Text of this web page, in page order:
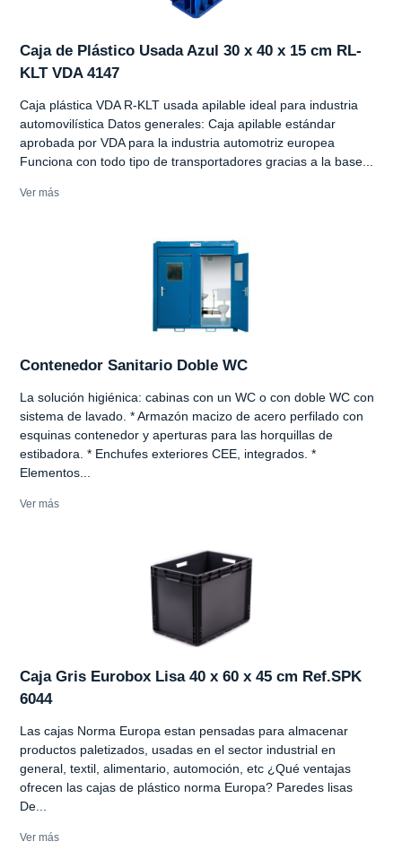
Caja de Plástico Usada Azul 30 x 40 x 15 cm RL-
KLT VDA 4147
Caja plástica VDA R-KLT usada apilable ideal para industria
automovilística Datos generales: Caja apilable estándar
aprobada por VDA para la industria automotriz europea
Funciona con todo tipo de transportadores gracias a la base...
Ver más
Contenedor Sanitario Doble WC
La solución higiénica: cabinas con un WC o con doble WC con
sistema de lavado. * Armazón macizo de acero perfilado con
esquinas contenedor y aperturas para las horquillas de
estibadora. * Enchufes exteriores CEE, integrados. *
Elementos...
Ver más
Caja Gris Eurobox Lisa 40 x 60 x 45 cm Ref.SPK
6044
Las cajas Norma Europa estan pensadas para almacenar
productos paletizados, usadas en el sector industrial en
general, textil, alimentario, automoción, etc ¿Qué ventajas
ofrecen las cajas de plástico norma Europa? Paredes lisas
De...
Ver más